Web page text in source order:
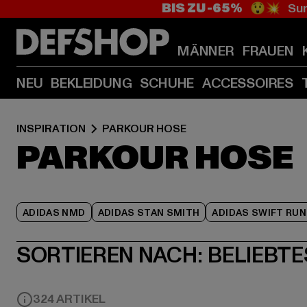
BIS ZU -65% 😲💥
MÄNNER FRAUEN
NEU BEKLEIDUNG SCHUHE ACCESSOIRES
INSPIRATION PARKOUR HOSE
PARKOUR HOSE
ADIDAS NMD ADIDAS STAN SMITH ADIDAS SWIFT RUN
SORTIEREN NACH:
324 ARTIKEL